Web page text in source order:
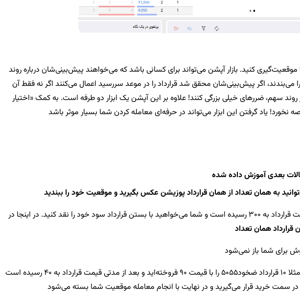
موقعیت‌گیری کنید. بازار آپشن می‌تواند برای کسانی باشد که می‌خواهند پیش‌بینی‌شان درباره روند
می‌بندند، اگر پیش‌بینی‌شان محقق شد قرارداد را در موعد سررسید اعمال می‌کنند اگر نه فقط آن
سهم، ضررهای خیلی بزرگی کنند! علاوه بر این آپشن یک ابزار دو طرفه است. به کمک «اختیار
یاد گرفتن این ابزار می‌تواند در حرفه‌ای معامله کردن شما بسیار موثر باشد
بعدی آموزش داده شده
به همان تعداد از همان قرارداد پوزیشن عکس بگیرید و موقعیت خود را ببندید
مثلا شما 10 قرارداد ضخود 7088 به پرمیوم 100 خریده‌اید بعد از گذشت چند ساعت یا چند روز به دلیل نوسانات بالا قیمت قرارداد به 300 رسیده است و شما می‌خواهید با بستن قرارداد سود خود را نقد کنید. در اینجا در
قرارداد همان تعداد
برای شما باز نمی‌شود
و چنانچه موقعیت فروش دارید و می‌خواهید از معامله خارج شوید همان قرارداد را به همان تعداد اردر خرید می‌گذارید مثلا 10 قرارداد ضخود5055 را با قیمت 90 فروخته‌اید و بعد از مدتی قیمت قرارداد به 40 رسیده است